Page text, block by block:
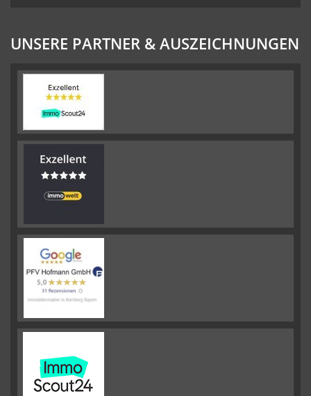
UNSERE PARTNER & AUSZEICHNUNGEN